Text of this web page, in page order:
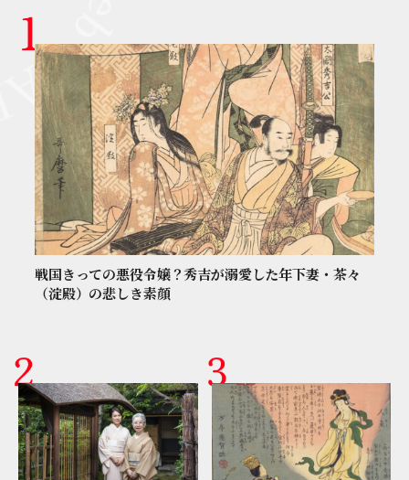
戦国きっての悪役令嬢？秀吉が溺愛した年下妻・茶々
（淀殿）の悲しき素顔